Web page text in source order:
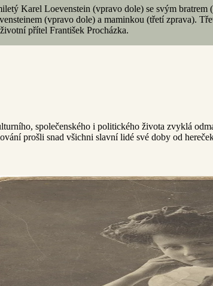
Karel Loevenstein (vpravo dole) se svým bratrem
(vpravo dole) a maminkou (třetí zprava).
přítel František Procházka.
společenského i politického života zvyklá
prošli snad všichni slavní lidé své doby od